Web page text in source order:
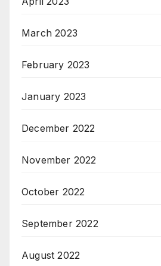
March 2023
February 2023
January 2023
December 2022
November 2022
October 2022
September 2022
August 2022